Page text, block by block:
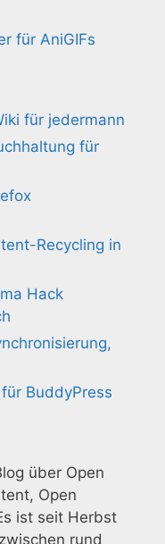
für AniGIFs
für jedermann
für
Recycling in
Hack
BuddyPress
über Open
Open
ist seit Herbst
rund